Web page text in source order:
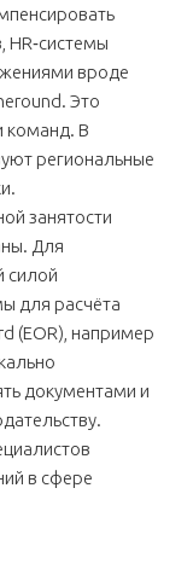
HR‑системы
вроде
Это
команд. В
региональные
занятости
Для
силой
для расчёта
(EOR), например
документами и
в сфере